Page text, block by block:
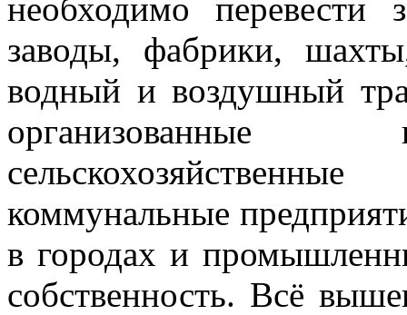
необходимо
заводы, фабрики,
водный и воздушный
организованные
коммунальные
в городах и
собственность. Всё